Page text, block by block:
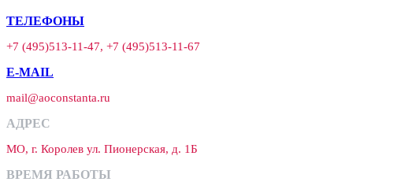
ТЕЛЕФОНЫ
+7 (495)513-11-47, +7 (495)513-11-67
E-MAIL
mail@aoconstanta.ru
АДРЕС
МО, г. Королев ул. Пионерская, д. 1Б
ВРЕМЯ РАБОТЫ